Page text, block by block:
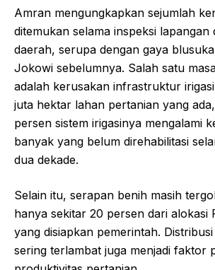
Amran mengungkapkan sejumlah
ditemukan selama inspeksi lapangan
daerah, serupa dengan gaya
Jokowi sebelumnya. Salah satu
adalah kerusakan infrastruktur
juta hektar lahan pertanian yang
persen sistem irigasinya mengalami
banyak yang belum direhabilitasi
dua dekade.
Selain itu, serapan benih masih
hanya sekitar 20 persen dari alokasi
yang disiapkan pemerintah.
sering terlambat juga menjadi faktor